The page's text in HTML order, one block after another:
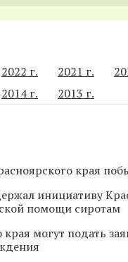
2022 г. 2021 г.
2014 г. 2013 г.
края
инициативу
помощи сиротам
могут подать